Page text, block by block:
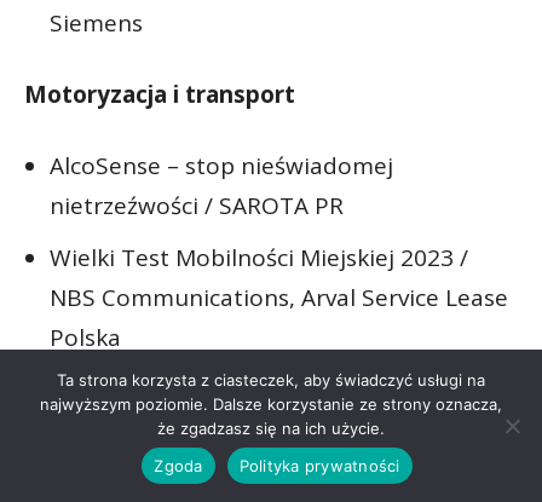
Siemens
Motoryzacja i transport
AlcoSense – stop nieświadomej
nietrzeźwości / SAROTA PR
Wielki Test Mobilności Miejskiej 2023 /
NBS Communications, Arval Service Lease
Polska
Szwedzki klimat na drodze / White Bits,
Volvo Euro-Kas Katowice
Ta strona korzysta z ciasteczek, aby świadczyć usługi na
najwyższym poziomie. Dalsze korzystanie ze strony oznacza,
że zgadzasz się na ich użycie.
Zgoda
Polityka prywatności